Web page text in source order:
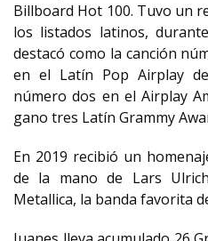
Billboard Hot 100. Tuvo un
los listados latinos,
destacó como la canción
en el Latín Pop Airplay
número dos en el Airplay
gano tres Latín Grammy
En 2019 recibió un
de la mano de Lars
Metallica, la banda favorita